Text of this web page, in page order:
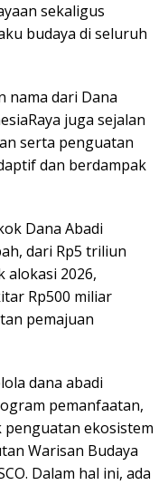
sekaligus
budaya di seluruh
nama dari Dana
juga sejalan
serta penguatan
dan berdampak
Dana Abadi
dari Rp5 triliun
alokasi 2026,
Rp500 miliar
pemajuan
dana abadi
pemanfaatan,
ekosistem
Warisan Budaya
Dalam hal ini, ada